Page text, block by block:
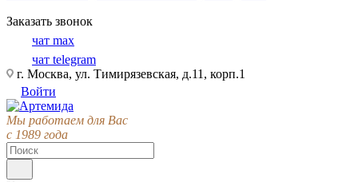
Заказать звонок
чат max
чат telegram
г. Москва, ул. Тимирязевская, д.11, корп.1
Войти
Мы работаем для Вас
с 1989 года